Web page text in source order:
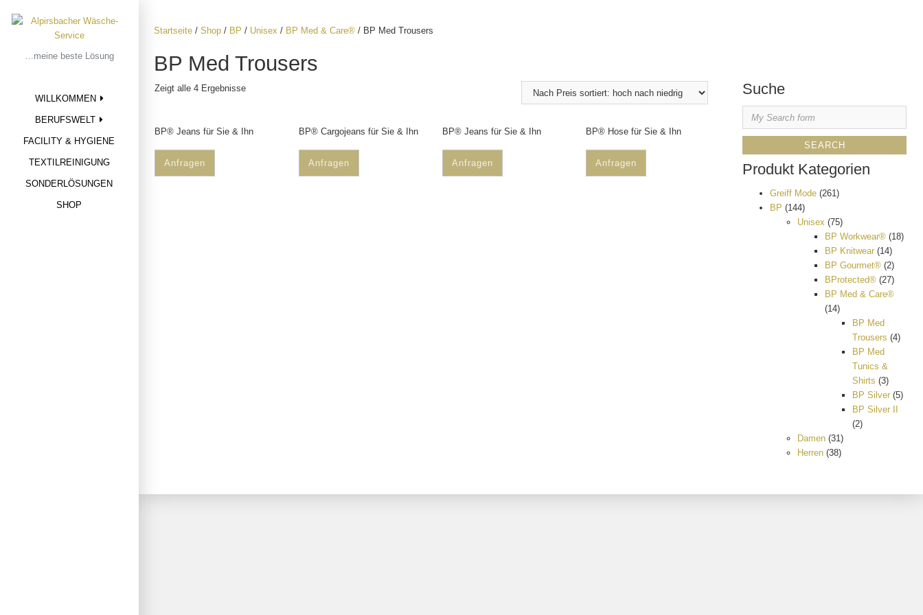
…meine beste Lösung
WILLKOMMEN
BERUFSWELT
FACILITY & HYGIENE
TEXTILREINIGUNG
SONDERLÖSUNGEN
SHOP
Startseite /Shop / BP / Unisex / BP Med & Care® / BP Med Trousers
BP Med Trousers
Zeigt alle 4 Ergebnisse
BP® Jeans für Sie & Ihn
Anfragen
BP® Cargojeans für Sie & Ihn
Anfragen
BP® Jeans für Sie & Ihn
Anfragen
BP® Hose für Sie & Ihn
Anfragen
Suche
Produkt Kategorien
Greiff Mode (261)
BP (144)
Unisex (75)
BP Workwear® (18)
BP Knitwear (14)
BP Gourmet® (2)
BProtected® (27)
BP Med & Care®
(14)
BP Med
Trousers (4)
BP Med
Tunics &
Shirts (3)
BP Silver (5)
BP Silver II
(2)
Damen (31)
Herren (38)